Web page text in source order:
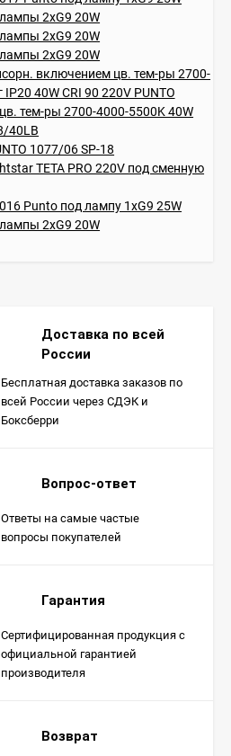
Доставка по всей
России
Бесплатная доставка заказов по
всей России через СДЭК и
Боксберри
Вопрос-ответ
Ответы на самые частые
вопросы покупателей
Гарантия
Сертифицированная продукция с
официальной гарантией
производителя
Возврат